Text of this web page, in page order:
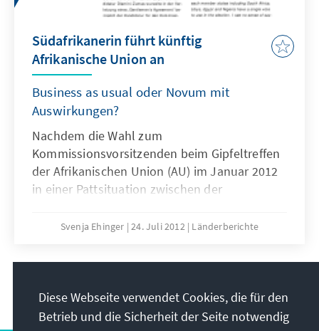
Südafrikanerin führt künftig
Afrikanische Union an
Business as usual oder Novum mit
Auswirkungen?
Nachdem die Wahl zum
Kommissionsvorsitzenden beim Gipfeltreffen
der Afrikanischen Union (AU) im Januar 2012
in einer Pattsituation zwischen der
Dlamini-Zuma und dem amtierenden
ging die Wahl beim 19. Gipfeltreffen am 15.
Svenja Ehinger 24. Juli 2012 Länderberichte
Diese Webseite verwendet Cookies, die für den
Betrieb und die Sicherheit der Seite notwendig